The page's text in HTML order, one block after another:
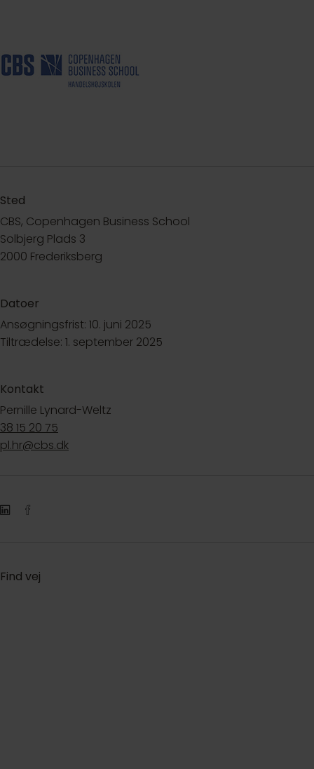
Sted
CBS, Copenhagen Business School
Solbjerg Plads 3
2000 Frederiksberg
Datoer
Ansøgningsfrist: 10. juni 2025
Tiltrædelse: 1. september 2025
Kontakt
Pernille Lynard-Weltz
38 15 20 75
pl.hr@cbs.dk
Find vej